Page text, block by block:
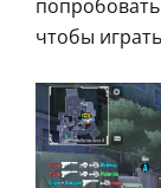
попробовать
чтобы